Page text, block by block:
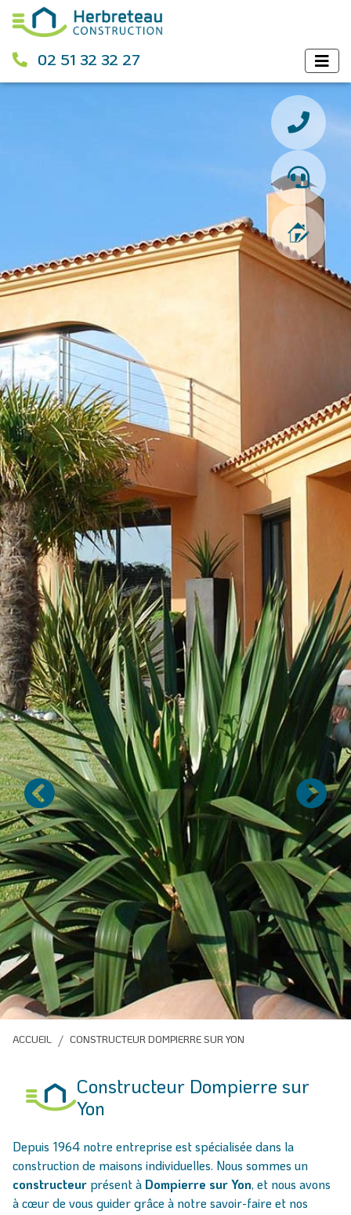
02 51 32 32 27
Précédent Suivant
ACCUEIL CONSTRUCTEUR DOMPIERRE SUR YON
Constructeur Dompierre sur
Yon
Depuis 1964 notre entreprise est spécialisée dans la
construction de maisons individuelles. Nous sommes un
constructeur présent à Dompierre sur Yon, et nous avons
à cœur de vous guider grâce à notre savoir-faire et nos